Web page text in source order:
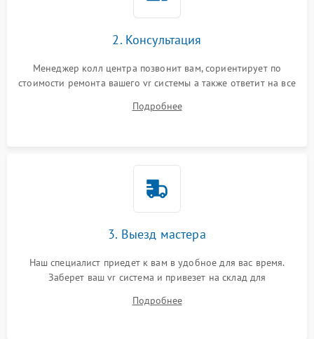
Неисправность системы
защиты от замыкания
Подробнее →
1000 ₽
2. Консультация
Менеджер колл центра позвонит вам, сориентирует по
стоимости ремонта вашего vr системы а также ответит на все
Подробнее
3. Выезд мастера
Наш специалист приедет к вам в удобное для вас время.
Заберет ваш vr система и привезет на склад для
Подробнее